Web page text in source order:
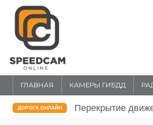
ГЛАВНАЯ КАМЕРЫ ГИБДД
ДОРОГА ОНЛАЙН Перекрытие